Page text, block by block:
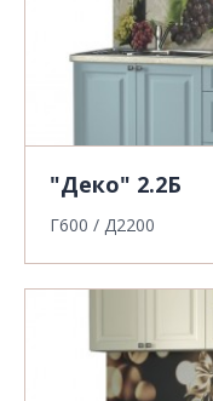
"Деко" 2.2Б
Г600 / Д2200